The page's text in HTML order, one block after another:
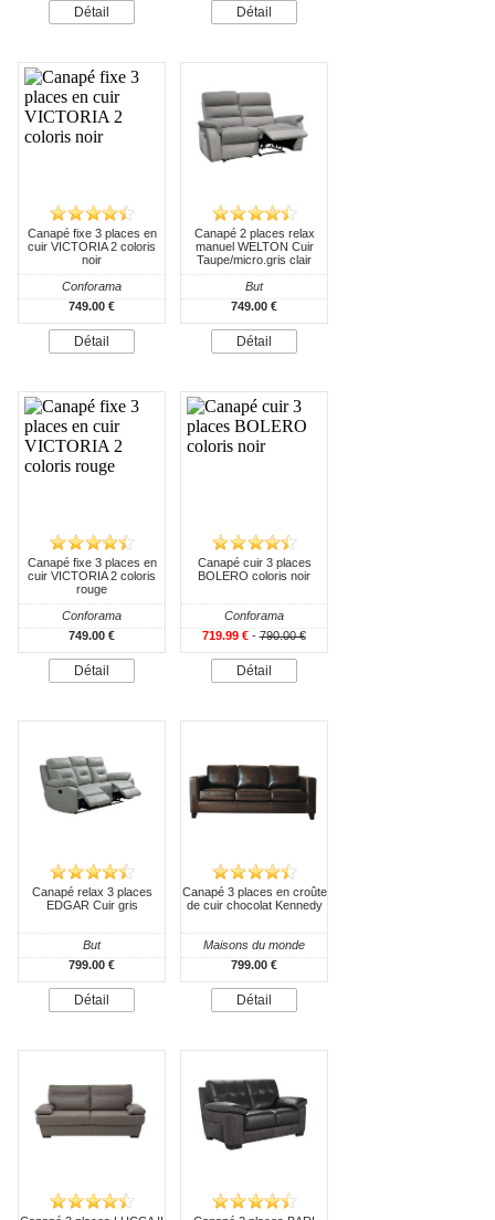
Détail Détail
Canapé fixe 3 places en
cuir VICTORIA 2 coloris
noir
Conforama
749.00 €
Détail
Canapé 2 places relax
manuel WELTON Cuir
Taupe/micro.gris clair
But
749.00 €
Détail
Canapé fixe 3 places en
cuir VICTORIA 2 coloris
rouge
Conforama
749.00 €
Détail
Canapé cuir 3 places
BOLERO coloris noir
Conforama
719.99 €-790.00 €
Détail
Canapé relax 3 places
EDGAR Cuir gris
But
799.00 €
Détail
Canapé 3 places en croûte
de cuir chocolat Kennedy
Maisons du monde
799.00 €
Détail